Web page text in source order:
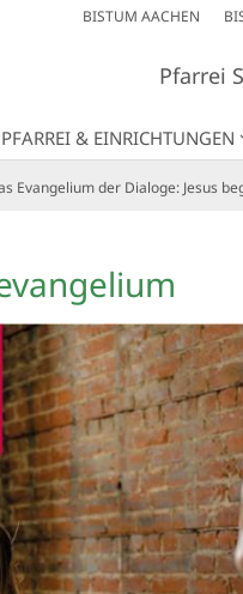
BISTUM AACHEN
Pfarrei
PFARREI & EINRICHTUNGEN
Evangelium der Dialoge: Jesus